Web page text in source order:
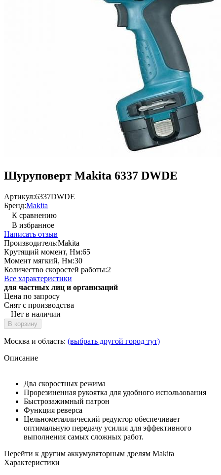
Шуруповерт Makita 6337 DWDE
Артикул:6337DWDE
Бренд:Makita
К сравнению
В избранное
Написать отзыв
Производитель:Makita
Крутящий момент, Нм:65
Момент мягкий, Нм:30
Количество скоростей работы:2
Все характеристики
для частных лиц и организаций
Цена по запросу
Снят с производства
Нет в наличии
В корзину
Москва и область: (выбрать другой город тут)
Описание
Два скоростных режима
Прорезиненная рукоятка для удобного использования
Быстрозажимный патрон
Функция реверса
Цельнометаллический редуктор обеспечивает
оптимальную передачу усилия для эффективного
выполнения самых сложных работ.
Перейти к другим аккумуляторным дрелям Makita
Характеристики